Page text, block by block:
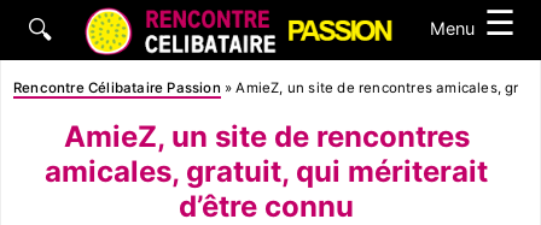
🔍 Menu ☰
Rencontre Célibataire Passion »AmieZ, un site de rencontres amicales,
AmieZ, un site de rencontres
amicales, gratuit, qui mériterait
d’être connu